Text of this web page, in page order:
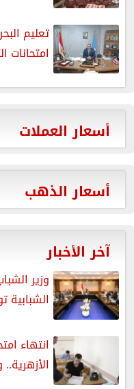
تعليم
امتحانات
أسعار العملات
أسعار الذهب
آخر الأخبار
وزير
الشبابية
انتهاء